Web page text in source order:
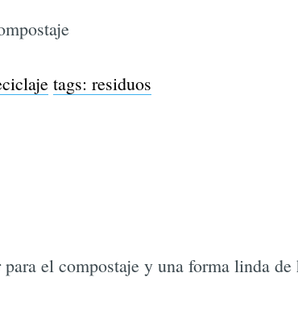
tags:residuos
el compostaje y una forma linda de